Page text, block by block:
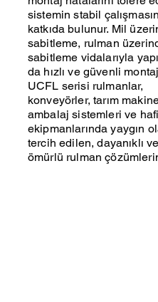
sistemin stabil
katkıda bulunur. Mil
sabitleme, rulman
sabitleme vidalarıyla
da hızlı ve güvenli
UCFL serisi rulmanlar,
konveyörler, tarım
ambalaj sistemleri ve
ekipmanlarında yaygın
tercih edilen, dayanıklı
ömürlü rulman